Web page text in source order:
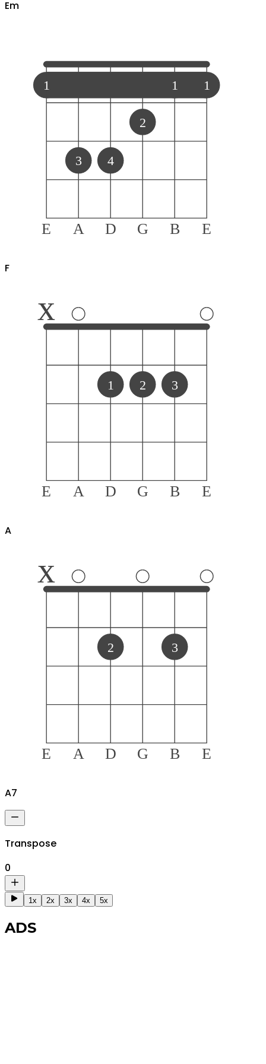
Em
E A D G B E
1 1 1
3 4
2
F
E A D G B E
x
1 2 3
A
E A D G B E
x
2 3
A7
Transpose
0
1x 2x 3x 4x 5x
ADS